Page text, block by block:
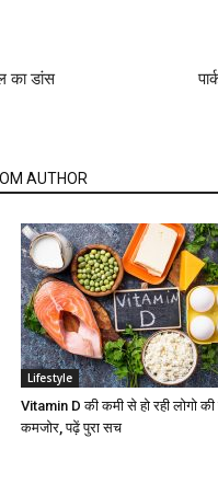
का डांस
AUTHOR
Lifestyle
Vitamin D की कमी से हो रही लोगो की
कमजोर, पढ़ें पुरा सच